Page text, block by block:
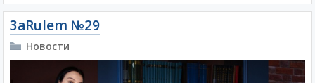
3aRulem №29
Новости